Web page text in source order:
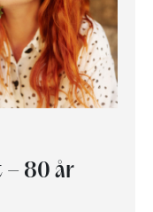
– 80 år